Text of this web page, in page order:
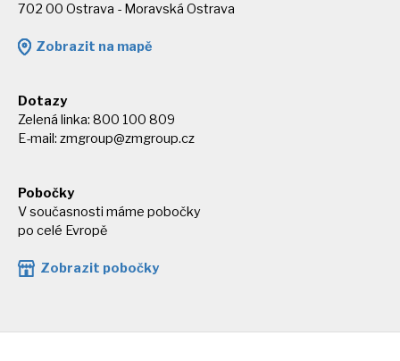
702 00 Ostrava - Moravská Ostrava
Zobrazit na mapě
Dotazy
Zelená linka: 800 100 809
E-mail: zmgroup@zmgroup.cz
Pobočky
V současnosti máme pobočky
po celé Evropě
Zobrazit pobočky